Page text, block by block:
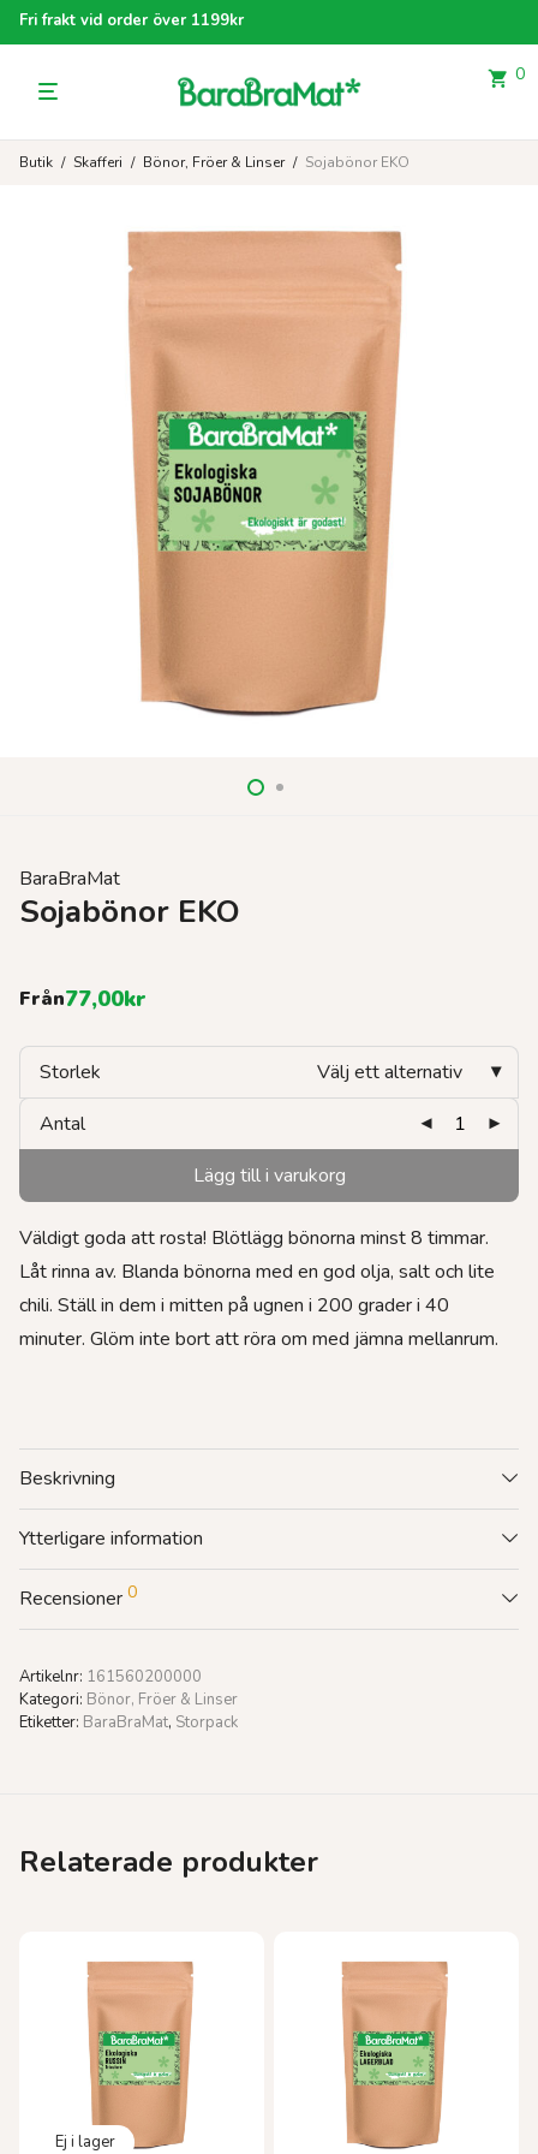
Fri frakt vid order över 1199kr
0
Butik / Skafferi / Bönor, Fröer & Linser / Sojabönor EKO
BaraBraMat
Sojabönor EKO
Från77,00kr
Storlek
Välj ett alternativ
Antal
Lägg till i varukorg
Väldigt goda att rosta! Blötlägg bönorna minst 8 timmar.
Låt rinna av. Blanda bönorna med en god olja, salt och lite
chili. Ställ in dem i mitten på ugnen i 200 grader i 40
minuter. Glöm inte bort att röra om med jämna mellanrum.
Beskrivning
Ytterligare information
Recensioner 0
Artikelnr: 161560200000
Kategori: Bönor, Fröer & Linser
Etiketter: BaraBraMat, Storpack
Relaterade produkter